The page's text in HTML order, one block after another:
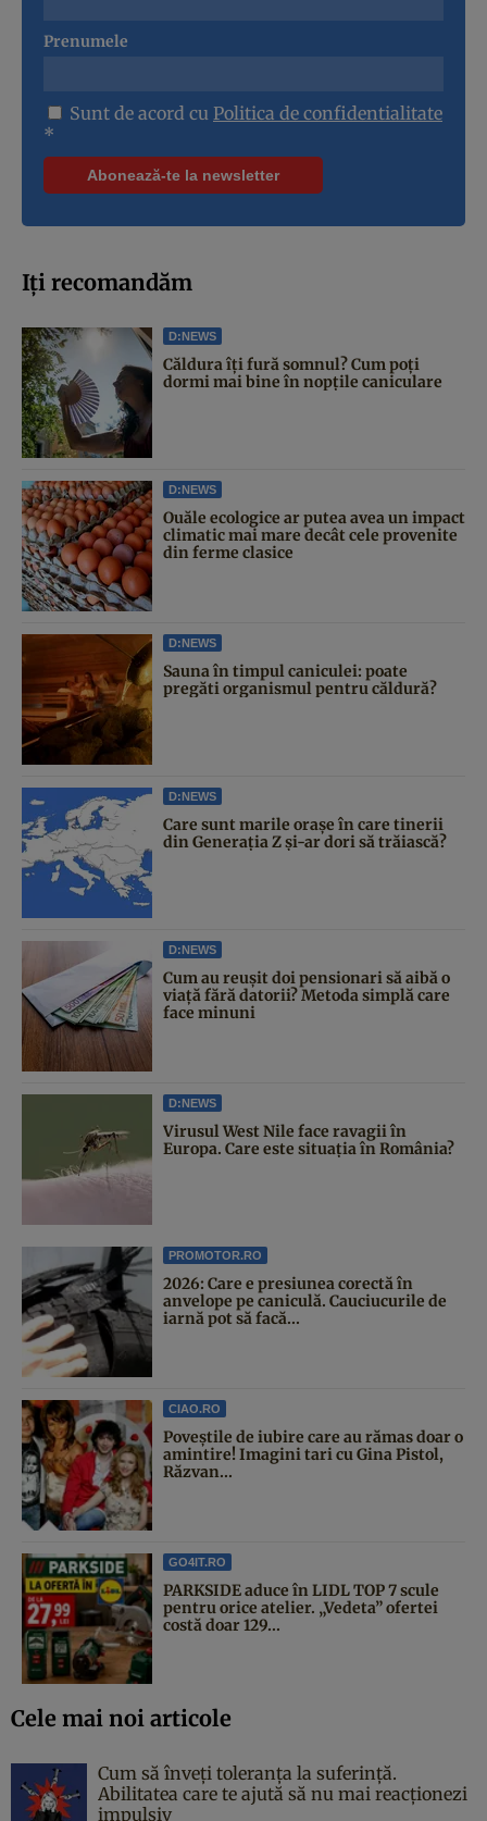
Prenumele
Sunt de acord cu Politica de confidentialitate
*
Iți recomandăm
D:NEWS
Căldura îți fură somnul? Cum poți
dormi mai bine în nopțile caniculare
D:NEWS
Ouăle ecologice ar putea avea un impact
climatic mai mare decât cele provenite
din ferme clasice
D:NEWS
Sauna în timpul caniculei: poate
pregăti organismul pentru căldură?
D:NEWS
Care sunt marile orașe în care tinerii
din Generația Z și-ar dori să trăiască?
D:NEWS
Cum au reușit doi pensionari să aibă o
viață fără datorii? Metoda simplă care
face minuni
D:NEWS
Virusul West Nile face ravagii în
Europa. Care este situația în România?
PROMOTOR.RO
2026: Care e presiunea corectă în
anvelope pe caniculă. Cauciucurile de
iarnă pot să facă...
CIAO.RO
Poveştile de iubire care au rămas doar o
amintire! Imagini tari cu Gina Pistol,
Răzvan...
GO4IT.RO
PARKSIDE aduce în LIDL TOP 7 scule
pentru orice atelier. „Vedeta” ofertei
costă doar 129...
Cele mai noi articole
Cum să înveți toleranța la suferință.
Abilitatea care te ajută să nu mai reacționezi
impulsiv